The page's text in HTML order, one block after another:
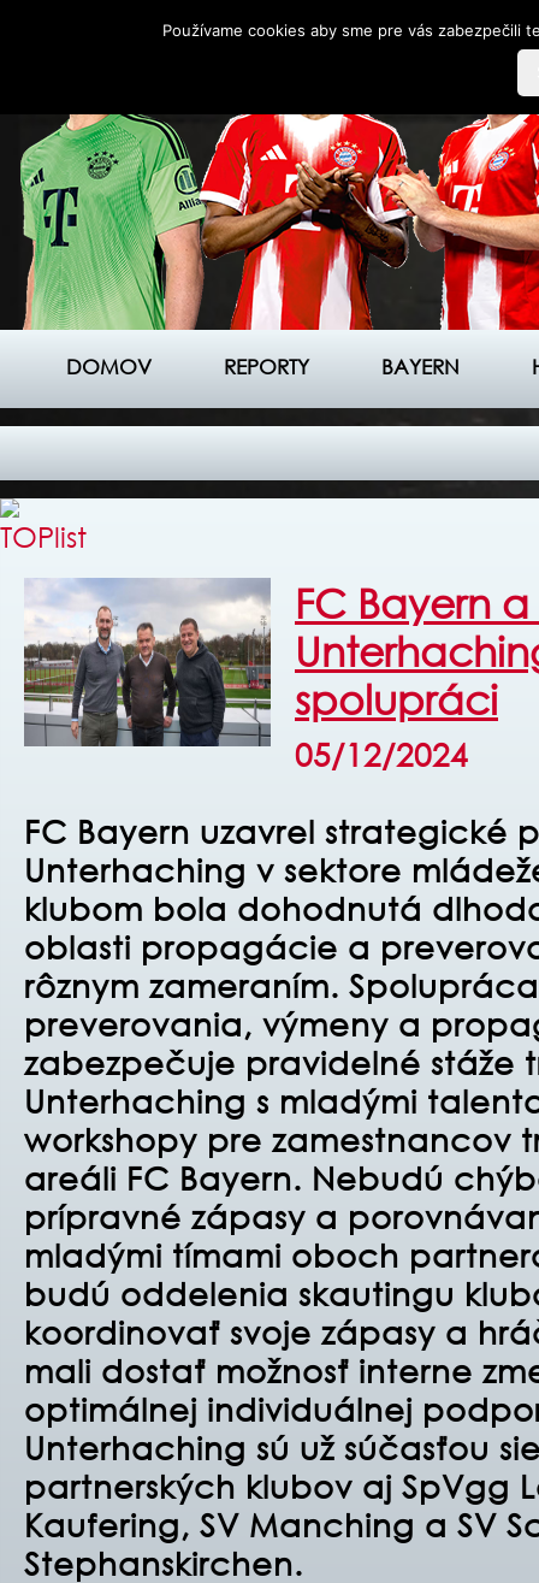
DOMOV REPORTY BAYERN
FC Bayern
spolupráci
05/12/2024
FC Bayern uzavrel strategické
Unterhaching v sektore
klubom bola dohodnutá
oblasti propagácie a
rôznym zameraním.
preverovania, výmeny a
zabezpečuje pravidelné stáže
Unterhaching s mladými
workshopy pre zamestnancov
areáli FC Bayern. Nebudú
prípravné zápasy a
mladými tímami oboch
budú oddelenia skautingu
koordinovať svoje zápasy a
mali dostať možnosť interne
optimálnej individuálnej
Unterhaching sú už súčasťou
partnerských klubov aj SpVgg
Kaufering, SV Manching a SV
Stephanskirchen.
Používame cookies aby sme pre vás zabezpečili